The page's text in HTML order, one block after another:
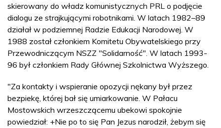
skierowany do władz komunistycznych PRL o podjęcie
dialogu ze strajkującymi robotnikami. W latach 1982–89
działał w podziemnej Radzie Edukacji Narodowej. W
1988 został członkiem Komitetu Obywatelskiego przy
Przewodniczącym NSZZ "Solidarność". W latach 1993-
96 był członkiem Rady Głównej Szkolnictwa Wyższego.
"Za kontakty i wspieranie opozycji nękany był przez
bezpiekę, której bał się umiarkowanie. W Pałacu
Mostowskich wrzeszczącemu ubekowi spokojnie
powiedział: +Nie po to się Pan Jezus narodził, żebym się